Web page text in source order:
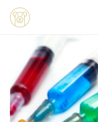
contenido
de
entradas